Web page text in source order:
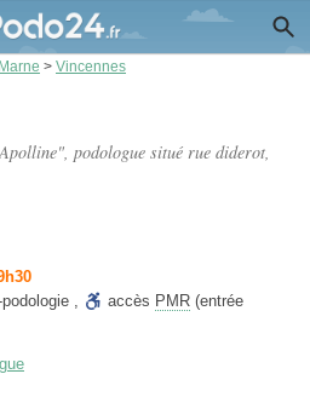
> Vincennes
podologue situé rue diderot,
, accès PMR (entrée